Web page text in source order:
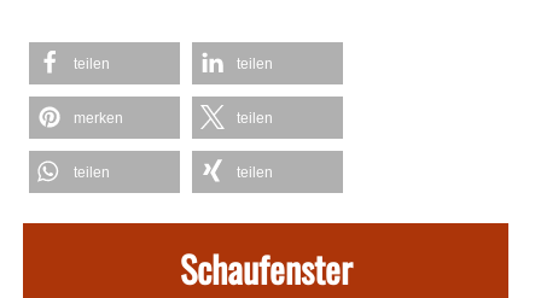
teilen teilen
merken teilen
teilen teilen
Schaufenster